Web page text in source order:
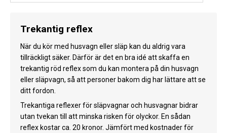
Trekantig reflex
När du kör med husvagn eller släp kan du aldrig vara
tillräckligt säker. Därför är det en bra idé att skaffa en
trekantig röd reflex som du kan montera på din husvagn
eller släpvagn, så att personer bakom dig har lättare att se
ditt fordon.
Trekantiga reflexer för släpvagnar och husvagnar bidrar
utan tvekan till att minska risken för olyckor. En sådan
reflex kostar ca. 20 kronor. Jämfört med kostnader för